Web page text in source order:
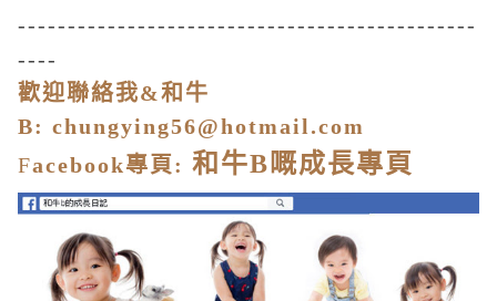
----------------------------------------------
----
歡迎聯絡我&和牛
B: chungying56@hotmail.com
Facebook專頁 : 和牛B 嘅成長專頁